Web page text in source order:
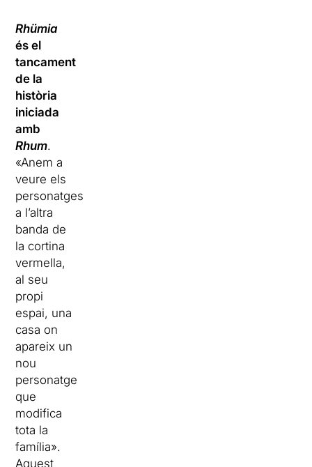
Rhümia
és el
tancament
de la
història
iniciada
amb
Rhum.
«Anem a
veure els
personatges
a l’altra
banda de
la cortina
vermella,
al seu
propi
espai, una
casa on
apareix un
nou
personatge
que
modifica
tota la
família».
Aquest